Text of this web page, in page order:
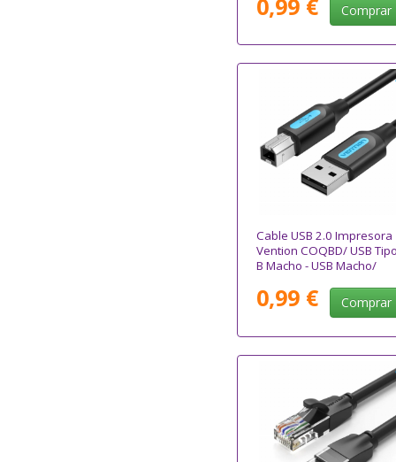
Comprar
Cable USB 2.0 Impresora
Vention COQBD/ USB
B Macho - USB Macho/
0,99 € Comprar